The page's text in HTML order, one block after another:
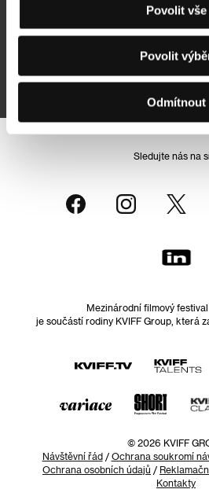
Povolit vše
Povolit
Odmítnout
Přihlášením souhlasím se
Sledujte nás na
Mezinárodní filmový
je součástí rodiny KVIFF Group, která
© 2026 KVIFF
Návštěvní řád/ Ochrana soukromí
Ochrana osobních údajů /
Kontakty